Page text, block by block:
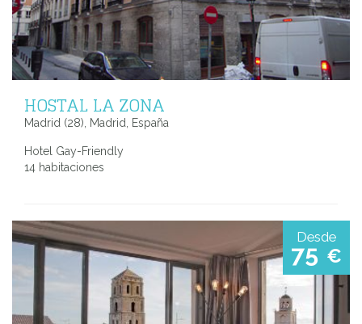
HOSTAL LA ZONA
Madrid (28), Madrid, España
Hotel Gay-Friendly
14 habitaciones
Desde
75 €